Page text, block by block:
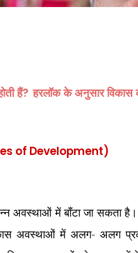
हैं?हरलॉक के अनुसार विकास
of Development)
अवस्थाओं में बाँटा जा सकता
अवस्थाओं में अलग- अलग